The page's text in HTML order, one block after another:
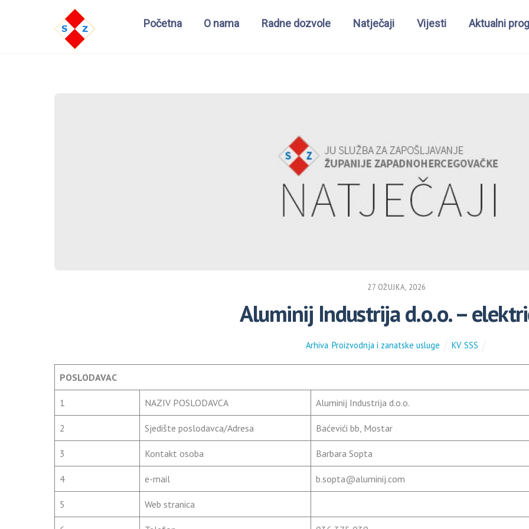
Početna O nama Radne dozvole Natječaji Vijesti Aktualni
27 OŽUJKA, 2026
Aluminij Industrija d.o.o. –
Arhiva Proizvodnja i zanatske usluge KV, SSS
POSLODAVAC
1 NAZIV POSLODAVCA Aluminij Industrija d.o.o.
2 Sjedište poslodavca/Adresa Baćevići bb, Mostar
3 Kontakt osoba Barbara Sopta
4 e-mail b.sopta@aluminij.com
5 Web stranica